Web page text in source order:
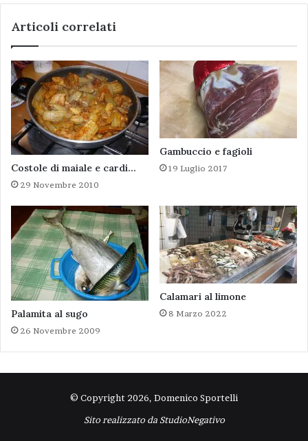
Articoli correlati
Costole di maiale e cardi…
29 Novembre 2010
Gambuccio e fagioli
19 Luglio 2017
Palamita al sugo
26 Novembre 2009
Calamari al limone
8 Marzo 2022
© Copyright 2026, Domenico Sportelli
Sito realizzato da StudioNegativo